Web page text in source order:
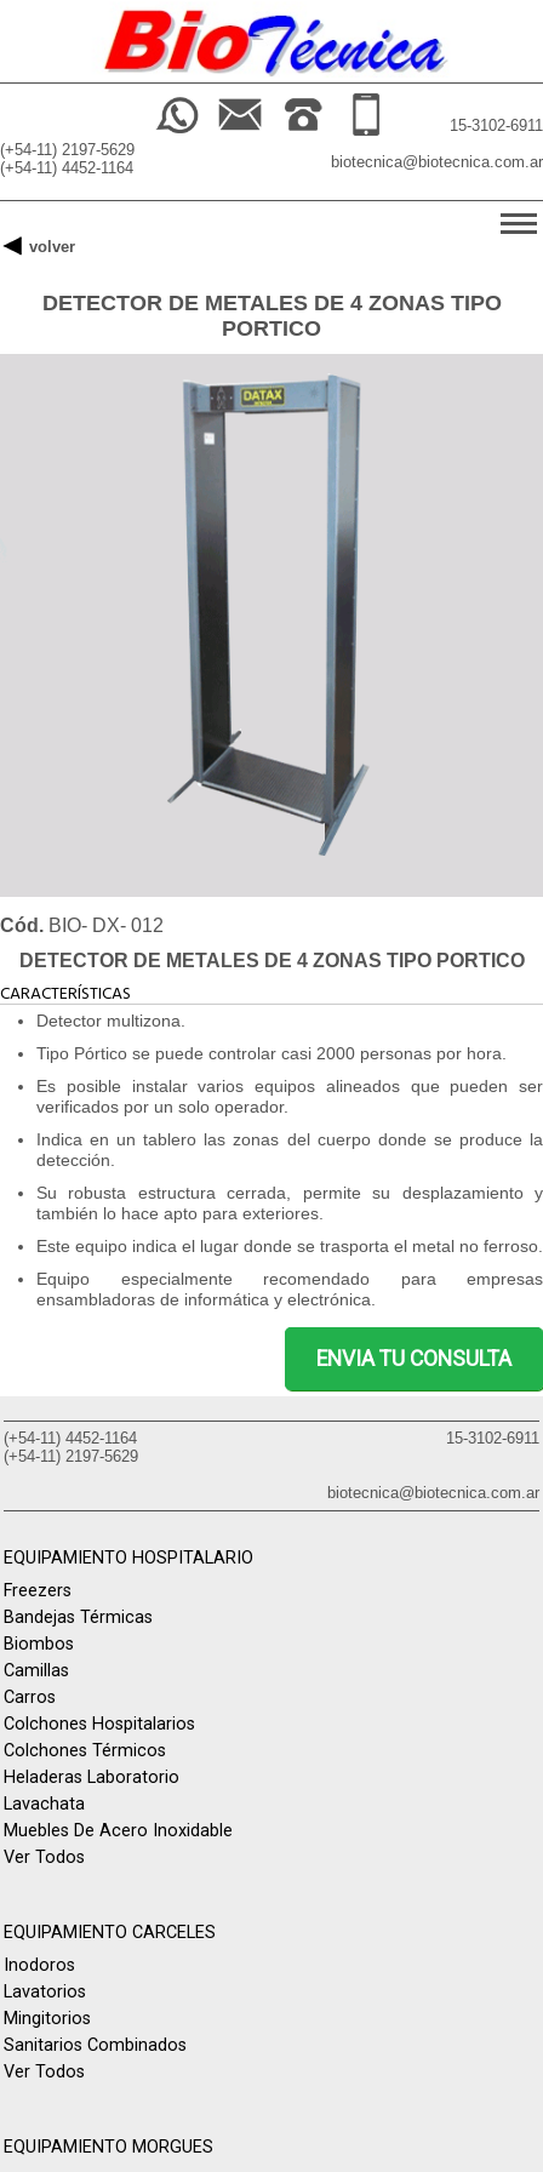
(+54-11) 2197-5629
(+54-11) 4452-1164
15-3102-6911
biotecnica@biotecnica.com.ar
PRODUCTOS
BUSCADOR
NOSOTROS
volver
DETECTOR DE METALES DE 4 ZONAS TIPO
PORTICO
Cód. BIO- DX- 012
DETECTOR DE METALES DE 4 ZONAS TIPO PORTICO
CARACTERÍSTICAS
Detector multizona.
Tipo Pórtico se puede controlar casi 2000 personas por hora.
Es posible instalar varios equipos alineados que pueden ser
verificados por un solo operador.
Indica en un tablero las zonas del cuerpo donde se produce la
detección.
Su robusta estructura cerrada, permite su desplazamiento y
también lo hace apto para exteriores.
Este equipo indica el lugar donde se trasporta el metal no ferroso.
Equipo especialmente recomendado para empresas
ensambladoras de informática y electrónica.
ENVIA TU CONSULTA
(+54-11) 4452-1164
(+54-11) 2197-5629
15-3102-6911
biotecnica@biotecnica.com.ar
EQUIPAMIENTO HOSPITALARIO
Freezers
Bandejas Térmicas
Biombos
Camillas
Carros
Colchones Hospitalarios
Colchones Térmicos
Heladeras Laboratorio
Lavachata
Muebles De Acero Inoxidable
Ver Todos
EQUIPAMIENTO CARCELES
Inodoros
Lavatorios
Mingitorios
Sanitarios Combinados
Ver Todos
EQUIPAMIENTO MORGUES